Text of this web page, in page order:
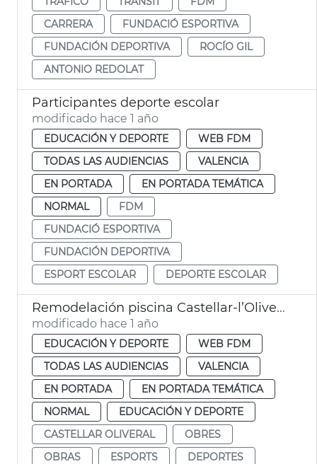
CARRERA
FUNDACIÓ ESPORTIVA
FUNDACIÓN DEPORTIVA
ROCÍO GIL
ANTONIO REDOLAT
Participantes deporte escolar
modificado hace 1 año
EDUCACIÓN Y DEPORTE
WEB FDM
TODAS LAS AUDIENCIAS
VALENCIA
EN PORTADA
EN PORTADA TEMÁTICA
NORMAL
FDM
FUNDACIÓ ESPORTIVA
FUNDACIÓN DEPORTIVA
ESPORT ESCOLAR
DEPORTE ESCOLAR
Remodelación piscina Castellar-l’Oliveral
modificado hace 1 año
EDUCACIÓN Y DEPORTE
WEB FDM
TODAS LAS AUDIENCIAS
VALENCIA
EN PORTADA
EN PORTADA TEMÁTICA
NORMAL
EDUCACIÓN Y DEPORTE
CASTELLAR OLIVERAL
OBRES
OBRAS
ESPORTS
DEPORTES